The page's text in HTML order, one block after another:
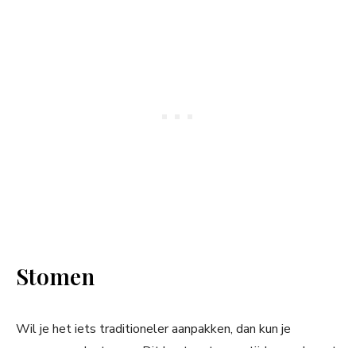
Stomen
Wil je het iets traditioneler aanpakken, dan kun je